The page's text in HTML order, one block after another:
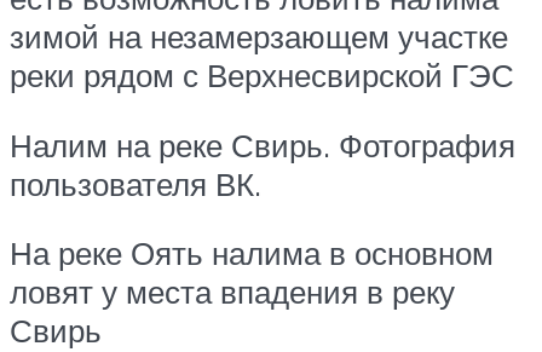
зимой на незамерзающем участке
реки рядом с Верхнесвирской ГЭС
Налим на реке Свирь. Фотография
пользователя ВК.
На реке Оять налима в основном
ловят у места впадения в реку
Свирь